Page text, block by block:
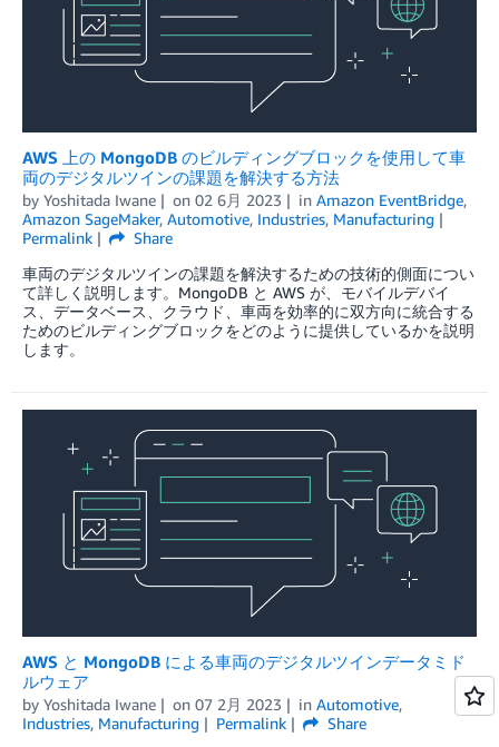
AWS 上の MongoDB のビルディングブロックを使用して車
両のデジタルツインの課題を解決する方法
by Yoshitada Iwane on 02 6月 2023 in Amazon EventBridge,
Amazon SageMaker, Automotive, Industries, Manufacturing
Permalink
Share
車両のデジタルツインの課題を解決するための技術的側面につい
て詳しく説明します。MongoDB と AWS が、モバイルデバイ
ス、データベース、クラウド、車両を効率的に双方向に統合する
ためのビルディングブロックをどのように提供しているかを説明
します。
AWS と MongoDB による車両のデジタルツインデータミド
ルウェア
by Yoshitada Iwane on 07 2月 2023 in Automotive,
Industries, Manufacturing Permalink
Share